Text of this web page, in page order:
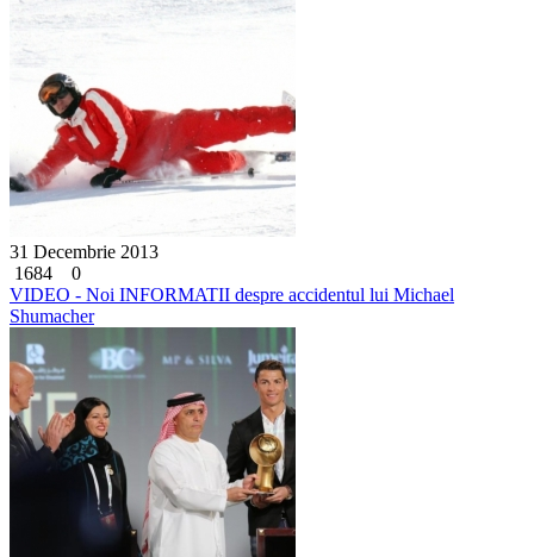
31 Decembrie 2013
1684
0
VIDEO - Noi INFORMATII despre accidentul lui Michael
Shumacher